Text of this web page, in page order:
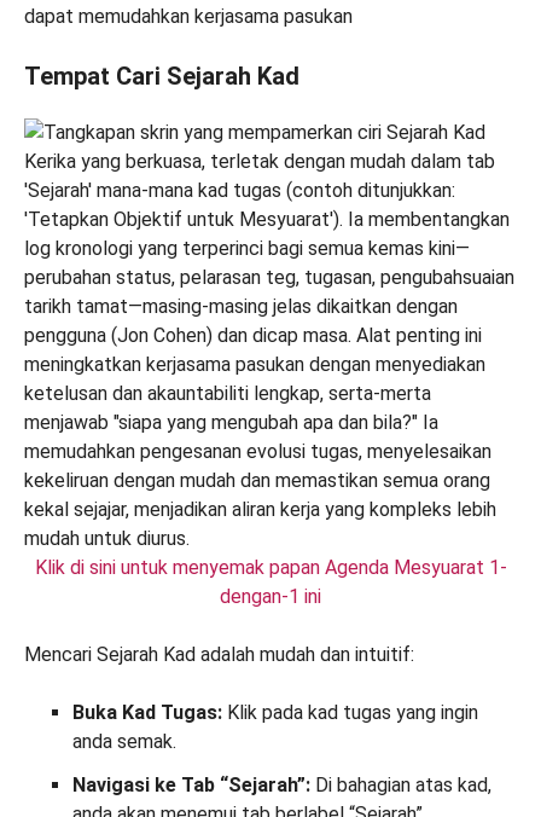
dapat memudahkan kerjasama pasukan
Tempat Cari Sejarah Kad
Klik di sini untuk menyemak papan Agenda Mesyuarat 1-
dengan-1 ini
Mencari Sejarah Kad adalah mudah dan intuitif:
Buka Kad Tugas: Klik pada kad tugas yang ingin
anda semak.
Navigasi ke Tab “Sejarah”: Di bahagian atas kad,